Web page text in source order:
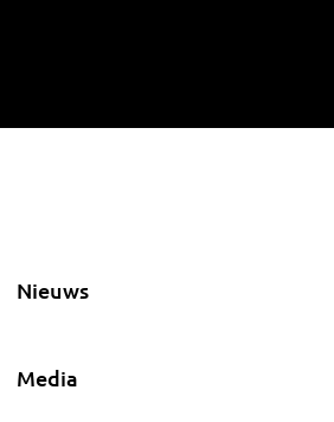
Nieuws
Media